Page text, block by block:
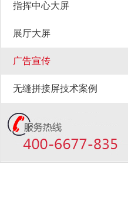
指挥中心大屏
展厅大屏
广告宣传
无缝拼接屏技术案例